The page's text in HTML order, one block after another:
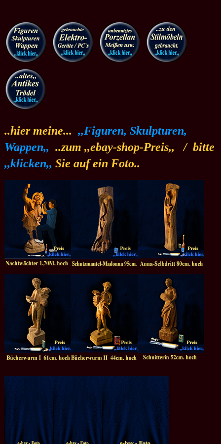
..hier meine... ,,Figuren, Skulpturen,
Wappen,, ..zum ,,ebay-shop-Preis,, / bitte
,,klicken,, Sie auf ein Foto..